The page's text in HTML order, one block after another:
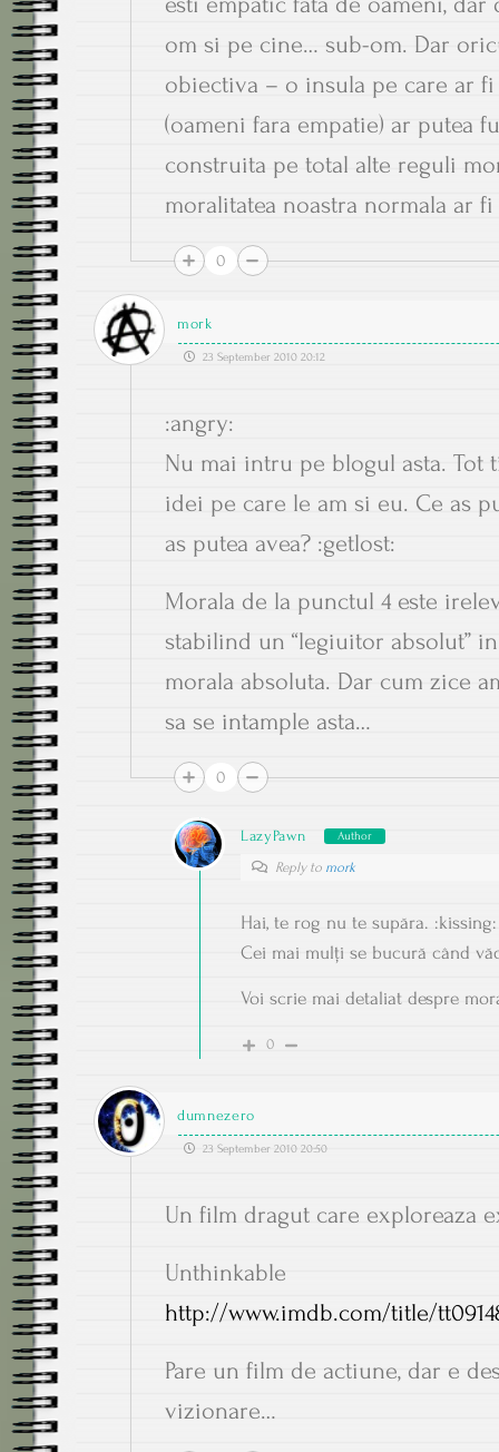
om si pe cine… sub-om. Dar
obiectiva – o insula pe care ar
(oameni fara empatie) ar putea
construita pe total alte reguli
moralitatea noastra normala ar
0
mork
23 September 2010 20:12
:angry:
Nu mai intru pe blogul asta. Tot
idei pe care le am si eu. Ce as
as putea avea? :getlost:
Morala de la punctul 4 este
stabilind un “legiuitor absolut”
morala absoluta. Dar cum zice
sa se intample asta…
0
LazyPawn Author
Reply to mork
Hai, te rog nu te supăra. :kissing:
Cei mai mulți se bucură când
Voi scrie mai detaliat despre
0
dumnezero
23 September 2010 20:50
Un film dragut care exploreaza
Unthinkable
http://www.imdb.com/title/
Pare un film de actiune, dar e
vizionare…